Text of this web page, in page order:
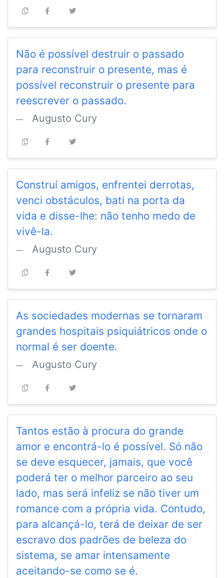
Não é possível destruir o passado
para reconstruir o presente, mas é
possível reconstruir o presente para
reescrever o passado.
Augusto Cury
Construí amigos, enfrentei derrotas,
venci obstáculos, bati na porta da
vida e disse-lhe: não tenho medo de
vivê-la.
Augusto Cury
As sociedades modernas se tornaram
grandes hospitais psiquiátricos onde o
normal é ser doente.
Augusto Cury
Tantos estão à procura do grande
amor e encontrá-lo é possível. Só não
se deve esquecer, jamais, que você
poderá ter o melhor parceiro ao seu
lado, mas será infeliz se não tiver um
romance com a própria vida. Contudo,
para alcançá-lo, terá de deixar de ser
escravo dos padrões de beleza do
sistema, se amar intensamente
aceitando-se como se é.